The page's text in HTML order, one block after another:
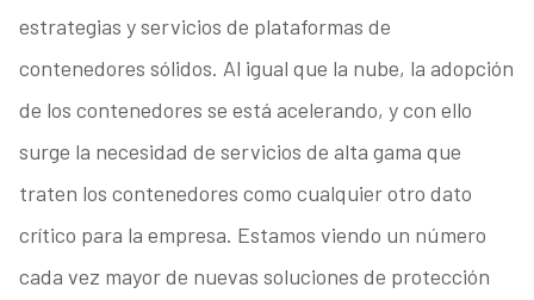
estrategias y servicios de plataformas de
contenedores sólidos. Al igual que la nube, la adopción
de los contenedores se está acelerando, y con ello
surge la necesidad de servicios de alta gama que
traten los contenedores como cualquier otro dato
crítico para la empresa. Estamos viendo un número
cada vez mayor de nuevas soluciones de protección